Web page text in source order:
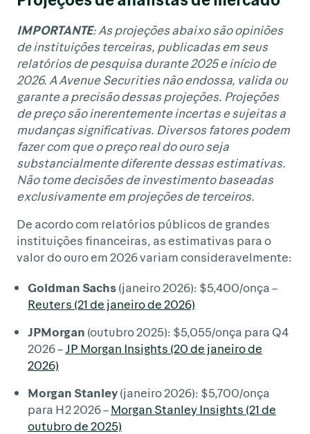
IMPORTANTE: As projeções abaixo são opiniões
de instituições terceiras, publicadas em seus
relatórios de pesquisa durante 2025 e início de
2026. A Avenue Securities não endossa, valida ou
garante a precisão dessas projeções. Projeções
de preço são inerentemente incertas e sujeitas a
mudanças significativas. Diversos fatores podem
fazer com que o preço real do ouro seja
substancialmente diferente dessas estimativas.
Não tome decisões de investimento baseadas
exclusivamente em projeções de terceiros.
De acordo com relatórios públicos de grandes
instituições financeiras, as estimativas para o
valor do ouro em 2026 variam consideravelmente:
Goldman Sachs(janeiro 2026): $5,400/onça –
Reuters (21 de janeiro de 2026)
JPMorgan (outubro 2025): $5,055/onça para Q4
2026 –JP Morgan Insights (20 de janeiro de
2026)
Morgan Stanley(janeiro 2026): $5,700/onça
para H2 2026 –Morgan Stanley Insights (21 de
outubro de 2025)